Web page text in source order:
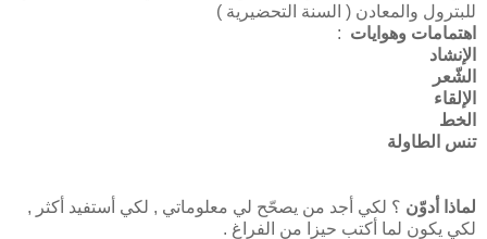
للبترول والمعادن ( السنة التحضيرية )
اهتمامات وهوايات :
الإنشاد
الشّعر
الإلقاء
الخط
تنس الطاولة
لماذا أدوّن ؟ لكي أجد من يصحّح لي معلوماتي , لكي أستفيد أكثر ,
لكي يكون لما أكتب حيزا من الفراغ .